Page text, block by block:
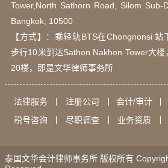
Tower,North Sathorn Road, Silom Sub-
Bangkok, 10500
【方式】：乘轻轨BTS在Chongnonsi 站
步行10米到达Sathon Nakhon Tower大
20楼，即是文华律师事务所
法律服务 注册公司 会计/审计
税号咨询
尽职调查 业务资质
泰国文华会计律师事务所 版权所有